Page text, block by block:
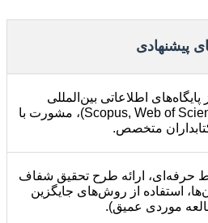
پیشنهادی
پایگاه‌های اطلاعاتی بین‌المللی
(مانند Scopus, Web of Science)، مشورت با
کتابداران متخصص.
حرفه‌ای، ارائه طرح تحقیق شفاف
استفاده از روش‌های جایگزین
موردی عمیق).